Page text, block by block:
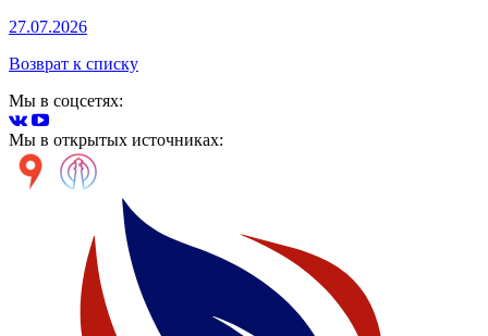
27.07.2026
Возврат к списку
Мы в соцсетях:
Мы в открытых источниках: